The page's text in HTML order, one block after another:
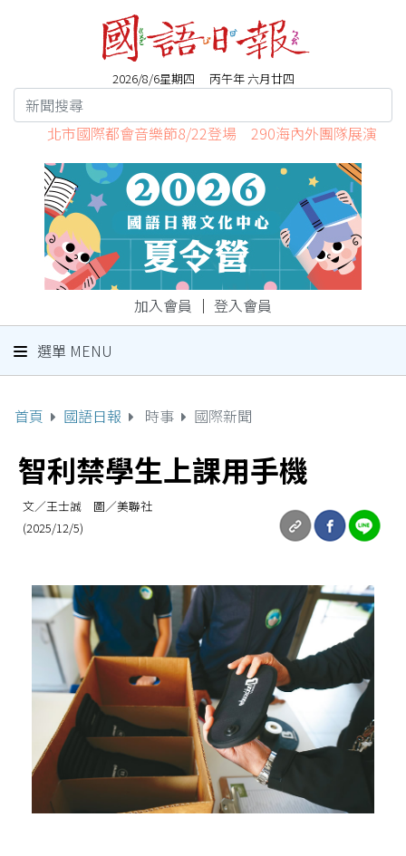
2026/8/6星期四 丙午年 六月廿四
北市國際都會音樂節8/22登場 290海內外團隊展演
加入會員 ｜ 登入會員
選單 MENU
首頁 國語日報 時事 國際新聞
智利禁學生上課用手機
文／王士誠 圖／美聯社
(2025/12/5)